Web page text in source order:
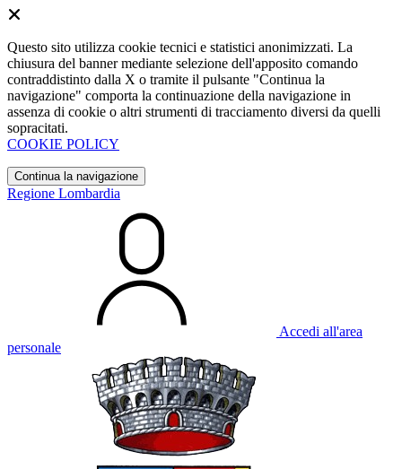
Questo sito utilizza cookie tecnici e statistici anonimizzati. La
chiusura del banner mediante selezione dell'apposito comando
contraddistinto dalla X o tramite il pulsante "Continua la
navigazione" comporta la continuazione della navigazione in
assenza di cookie o altri strumenti di tracciamento diversi da quelli
sopracitati.
COOKIE POLICY
Continua la navigazione
Regione Lombardia
Accedi all'area
personale